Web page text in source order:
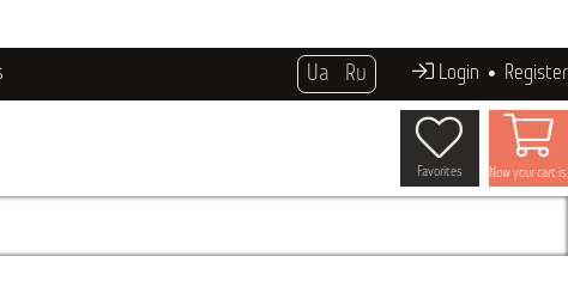
Login Register
Ua Ru
Now your cart
Favorites